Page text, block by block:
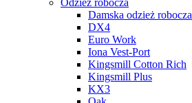
Damska odzież robocza
DX4
Euro Work
Iona Vest-Port
Kingsmill Cotton Rich
Kingsmill Plus
KX3